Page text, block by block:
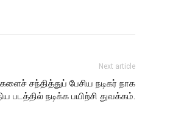
Next article
சந்தித்துப் பேசிய நடிகர் நாக
படத்தில் நடிக்க பயிற்சி துவக்கம்.